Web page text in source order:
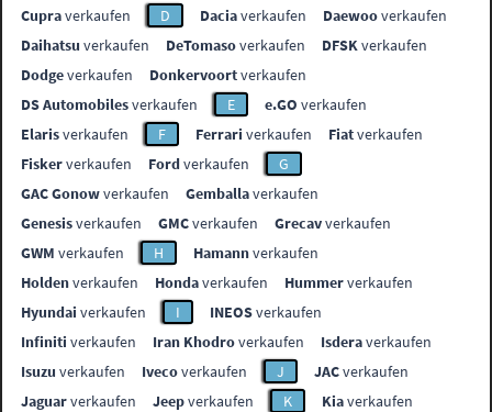
Cupraverkaufen D Daciaverkaufen Daewooverkaufen
Daihatsu verkaufen DeTomasoverkaufen DFSKverkaufen
Dodgeverkaufen Donkervoortverkaufen
DS Automobilesverkaufen E e.GO verkaufen
Elarisverkaufen F Ferrari verkaufen Fiatverkaufen
Fiskerverkaufen Fordverkaufen
G
GAC Gonowverkaufen Gemballaverkaufen
Genesisverkaufen GMCverkaufen Grecavverkaufen
GWM verkaufen H Hamannverkaufen
Holdenverkaufen Hondaverkaufen Hummerverkaufen
Hyundai verkaufen I INEOSverkaufen
Infiniti verkaufen Iran Khodroverkaufen Isderaverkaufen
Isuzu verkaufen Ivecoverkaufen J JACverkaufen
Jaguarverkaufen Jeepverkaufen K Kiaverkaufen